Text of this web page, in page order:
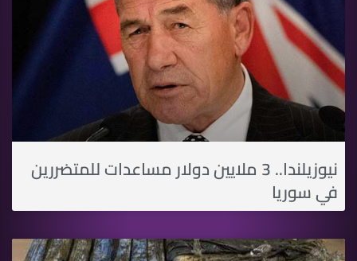
نيوزيلندا.. 3 ملايين دولار مساعدات للمتضررين
في سوريا